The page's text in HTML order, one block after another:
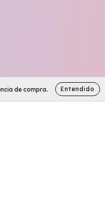
de compra. Entendido